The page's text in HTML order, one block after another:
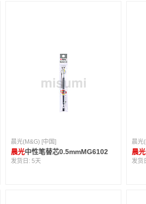
晨光(M&G) [中国]
晨光中性笔替芯0.5mmMG6102
发货日:5天
晨光
晨光
发货